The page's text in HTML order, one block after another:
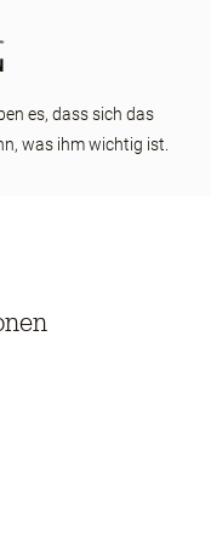
es, dass sich das
was ihm wichtig ist.